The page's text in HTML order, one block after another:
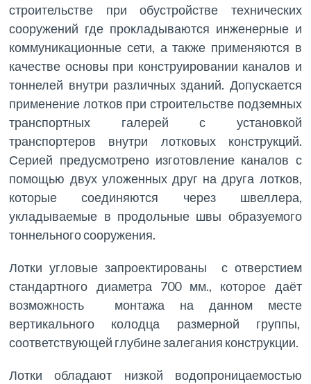
строительстве при обустройстве технических
сооружений где прокладываются инженерные и
коммуникационные сети, а также применяются в
качестве основы при конструировании каналов и
тоннелей внутри различных зданий. Допускается
применение лотков при строительстве подземных
транспортных галерей с установкой
транспортеров внутри лотковых конструкций.
Серией предусмотрено изготовление каналов с
помощью двух уложенных друг на друга лотков,
которые соединяются через швеллера,
укладываемые в продольные швы образуемого
тоннельного сооружения.
Лотки угловые запроектированы с отверстием
стандартного диаметра 700 мм., которое даёт
возможность монтажа на данном месте
вертикального колодца размерной группы,
соответствующей глубине залегания конструкции.
Лотки обладают низкой водопроницаемостью